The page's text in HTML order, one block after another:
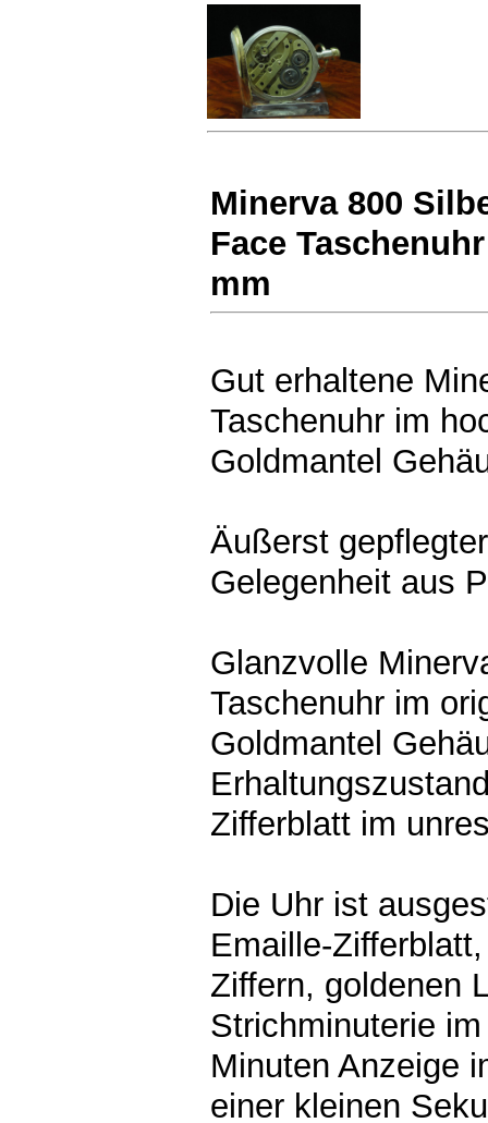
Minerva 800
Face
mm
Gut erhaltene
Taschenuhr im
Goldmantel
Äußerst
Gelegenheit aus
Glanzvolle
Taschenuhr im
Goldmantel
Zifferblatt im
Die Uhr ist
Emaille-
Ziffern, goldenen
Strichminuterie
Minuten Anzeige
einer kleinen